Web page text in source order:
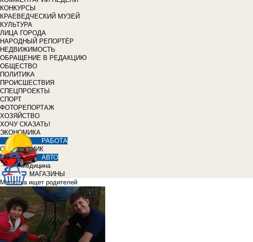
КОНКУРСЫ
КРАЕВЕДЧЕСКИЙ МУЗЕЙ
КУЛЬТУРА
ЛИЦА ГОРОДА
НАРОДНЫЙ РЕПОРТЁР
НЕДВИЖИМОСТЬ
ОБРАЩЕНИЕ В РЕДАКЦИЮ
ОБЩЕСТВО
ПОЛИТИКА
ПРОИСШЕСТВИЯ
СПЕЦПРОЕКТЫ
СПОРТ
ФОТОРЕПОРТАЖ
ХОЗЯЙСТВО
ХОЧУ СКАЗАТЬ!
ЭКОНОМИКА
РАБОТА
СПРАВОЧНИК
АВТО
Медицина
МАГАЗИНЫ
Малютка ищет родителей